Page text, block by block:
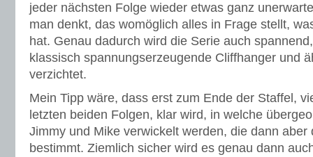
jeder nächsten Folge wieder etwas ganz
man denkt, das womöglich alles in Frage stellt,
hat. Genau dadurch wird die Serie auch
klassisch spannungserzeugende Cliffhanger und
verzichtet.
Mein Tipp wäre, dass erst zum Ende der Staffel,
letzten beiden Folgen, klar wird, in welche
Jimmy und Mike verwickelt werden, die dann aber
bestimmt. Ziemlich sicher wird es genau dann